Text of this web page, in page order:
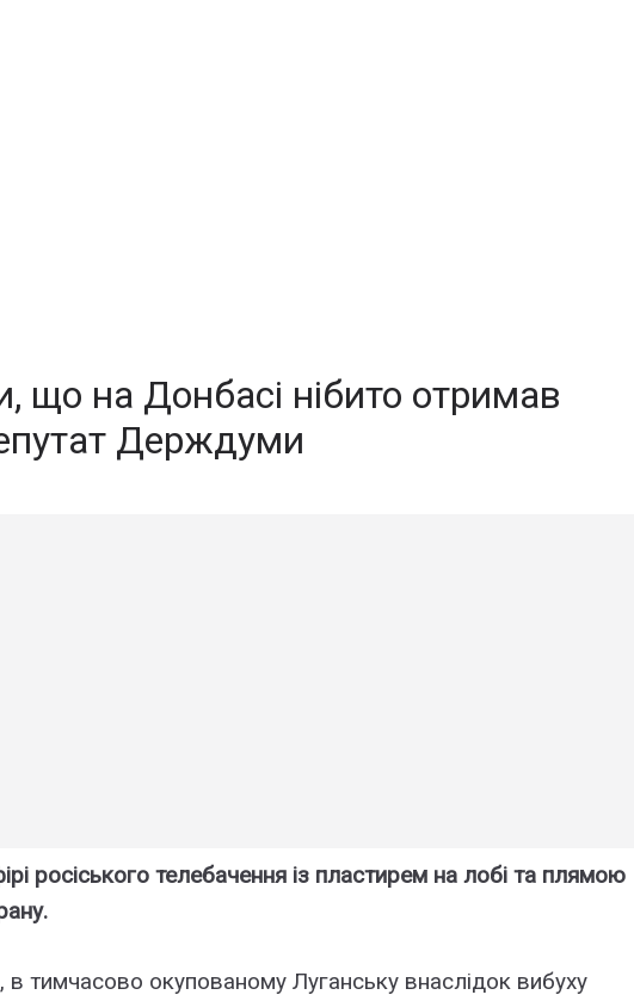
що на Донбасі нібито отримав
Держдуми
росіського телебачення із пластирем на лобі та плямою
в тимчасово окупованому Луганську внаслідок вибуху